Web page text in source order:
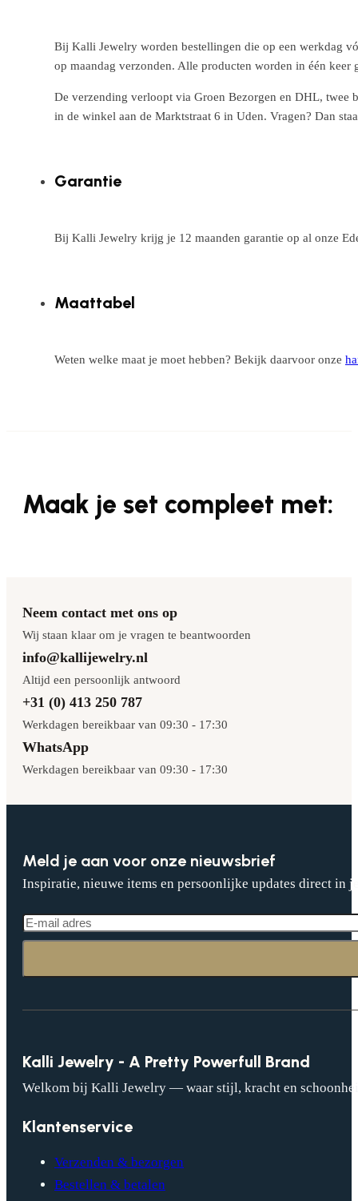
Bij Kalli Jewelry worden bestellingen die op een werkdag
op maandag verzonden. Alle producten worden in één
De verzending verloopt via Groen Bezorgen en DHL, twee
in de winkel aan de Marktstraat 6 in Uden. Vragen? Dan
Garantie
Bij Kalli Jewelry krijg je 12 maanden garantie op al onze
Maattabel
Weten welke maat je moet hebben? Bekijk daarvoor onze
Maak je set compleet met:
Neem contact met ons op
Wij staan klaar om je vragen te beantwoorden
info@kallijewelry.nl
Altijd een persoonlijk antwoord
+31 (0) 413 250 787
Werkdagen bereikbaar van 09:30 - 17:30
WhatsApp
Werkdagen bereikbaar van 09:30 - 17:30
Meld je aan voor onze nieuwsbrief
Inspiratie, nieuwe items en persoonlijke updates direct in
Kalli Jewelry - A Pretty Powerfull Brand
Welkom bij Kalli Jewelry — waar stijl, kracht en
Klantenservice
Verzenden & bezorgen
Bestellen & betalen